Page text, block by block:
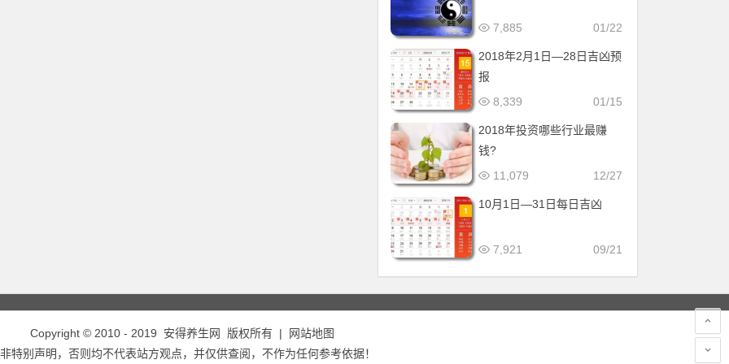
01/22
7,885
2018年2月1日—28日吉凶预
报
01/15
8,339
2018年投资哪些行业最赚
钱?
12/27
11,079
10月1日—31日每日吉凶
09/21
7,921
Copyright © 2010 - 2019 安得养生网 版权所有 |
网站地图
特别声明，否则均不代表站方观点，并仅供查阅，不作为任何参考依据！